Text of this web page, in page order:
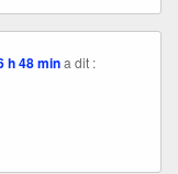
h 48 min a dit :